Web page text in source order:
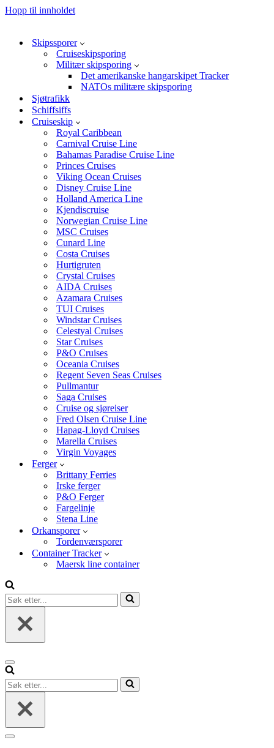
Hopp til innholdet
Skipssporer
Cruiseskipsporing
Militær skipsporing
Det amerikanske hangarskipet Tracker
NATOs militære skipsporing
Sjøtrafikk
Schiffsiffs
Cruiseskip
Royal Caribbean
Carnival Cruise Line
Bahamas Paradise Cruise Line
Princes Cruises
Viking Ocean Cruises
Disney Cruise Line
Holland America Line
Kjendiscruise
Norwegian Cruise Line
MSC Cruises
Cunard Line
Costa Cruises
Hurtigruten
Crystal Cruises
AIDA Cruises
Azamara Cruises
TUI Cruises
Windstar Cruises
Celestyal Cruises
Star Cruises
P&O Cruises
Oceania Cruises
Regent Seven Seas Cruises
Pullmantur
Saga Cruises
Cruise og sjøreiser
Fred Olsen Cruise Line
Hapag-Lloyd Cruises
Marella Cruises
Virgin Voyages
Ferger
Brittany Ferries
Irske ferger
P&O Ferger
Fargelinje
Stena Line
Orkansporer
Tordenværsporer
Container Tracker
Maersk line container
Søk
etter...
Navigasjonsmeny
Søk
etter...
Navigasjonsmeny